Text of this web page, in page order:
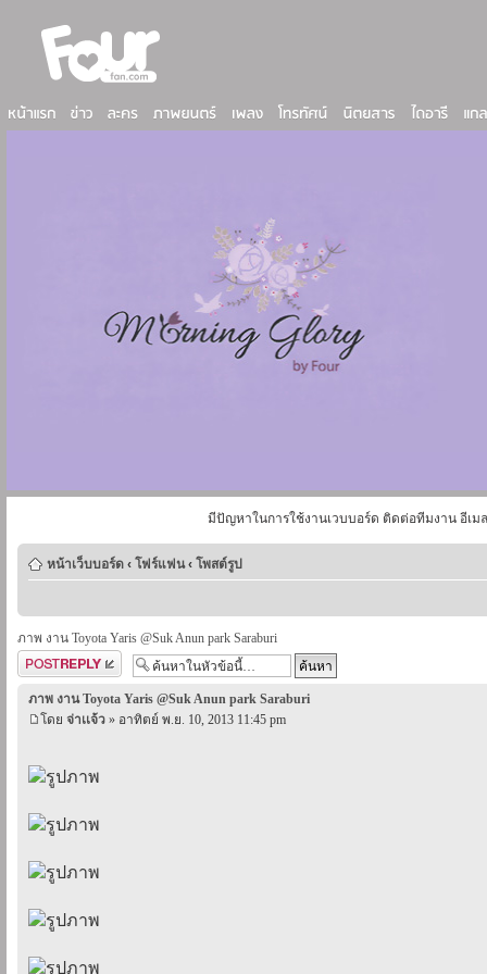
มีปัญหาในการใช้งานเวบบอร์ด ติดต่อทีมงาน อีเม
หน้าเว็บบอร์ด ‹ โฟร์แฟน ‹ โพสต์รูป
ภาพ งาน Toyota Yaris @Suk Anun park Saraburi
ตอบกระทู้
ภาพ งาน Toyota Yaris @Suk Anun park Saraburi
โดย จ่าเเจ้ว » อาทิตย์ พ.ย. 10, 2013 11:45 pm